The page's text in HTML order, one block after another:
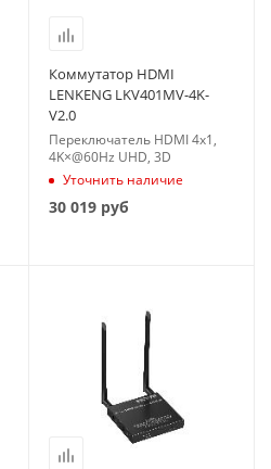
Коммутатор HDMI
LENKENG LKV401MV-4K-
V2.0
Переключатель HDMI 4x1,
4K×@60Hz UHD, 3D
Уточнить наличие
30 019 руб